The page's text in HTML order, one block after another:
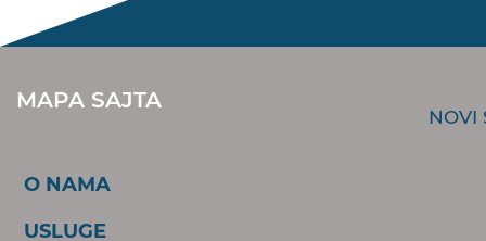
MAPA SAJTA
O NAMA
USLUGE
NOVI